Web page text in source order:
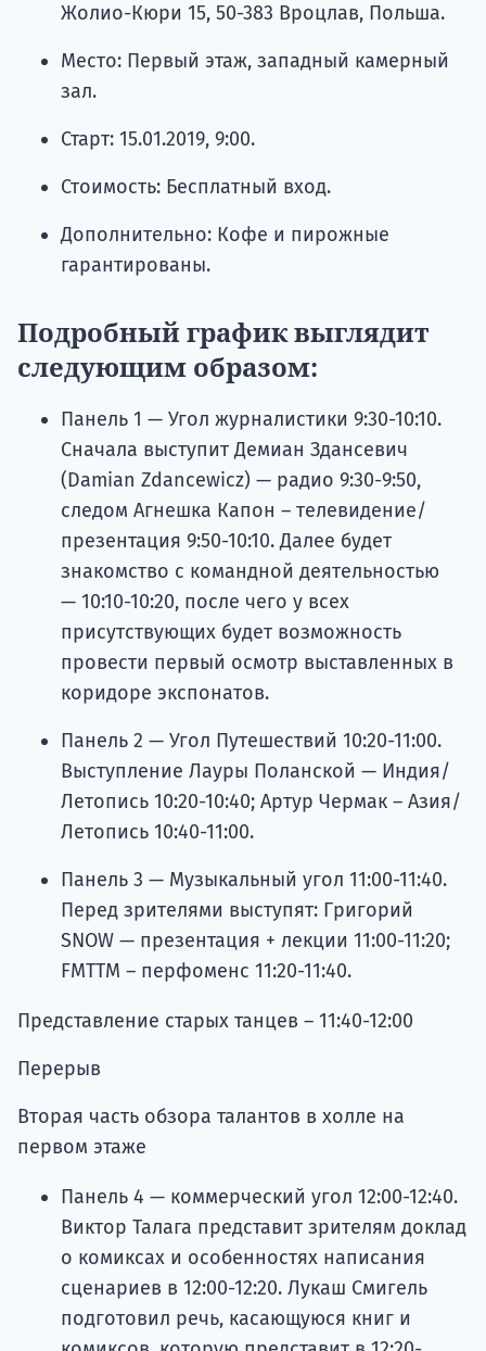
Жолио-Кюри 15, 50-383 Вроцлав, Польша.
Место: Первый этаж, западный камерный
зал.
Старт: 15.01.2019, 9:00.
Стоимость: Бесплатный вход.
Дополнительно: Кофе и пирожные
гарантированы.
Подробный график выглядит
следующим образом:
Панель 1 — Угол журналистики 9:30-10:10.
Сначала выступит Демиан Здансевич
(Damian Zdancewicz) — радио 9:30-9:50,
следом Агнешка Капон – телевидение/
презентация 9:50-10:10. Далее будет
знакомство с командной деятельностью
— 10:10-10:20, после чего у всех
присутствующих будет возможность
провести первый осмотр выставленных в
коридоре экспонатов.
Панель 2 — Угол Путешествий 10:20-11:00.
Выступление Лауры Поланской — Индия/
Летопись 10:20-10:40; Артур Чермак – Азия/
Летопись 10:40-11:00.
Панель 3 — Музыкальный угол 11:00-11:40.
Перед зрителями выступят: Григорий
SNOW — презентация + лекции 11:00-11:20;
FMTTM – перфоменс 11:20-11:40.
Представление старых танцев – 11:40-12:00
Перерыв
Вторая часть обзора талантов в холле на
первом этаже
Панель 4 — коммерческий угол 12:00-12:40.
Виктор Талага представит зрителям доклад
о комиксах и особенностях написания
сценариев в 12:00-12:20. Лукаш Смигель
подготовил речь, касающуюся книг и